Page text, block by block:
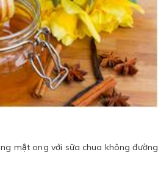
mật ong với sữa chua không đường